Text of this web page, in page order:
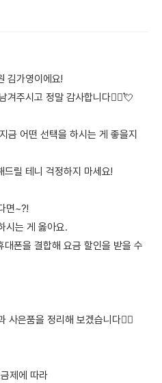
김가영이에요!
겨주시고 정말 감사합니다🙇‍♀️💘
금 어떤 선택을 하시는 게 좋을지
릴 테니 걱정하지 마세요!
면~?!
시는 게 옳아요.
폰을 결합해 요금 할인을 받을 수
사은품을 정리해 보겠습니다🙋‍♀️
제에 따라